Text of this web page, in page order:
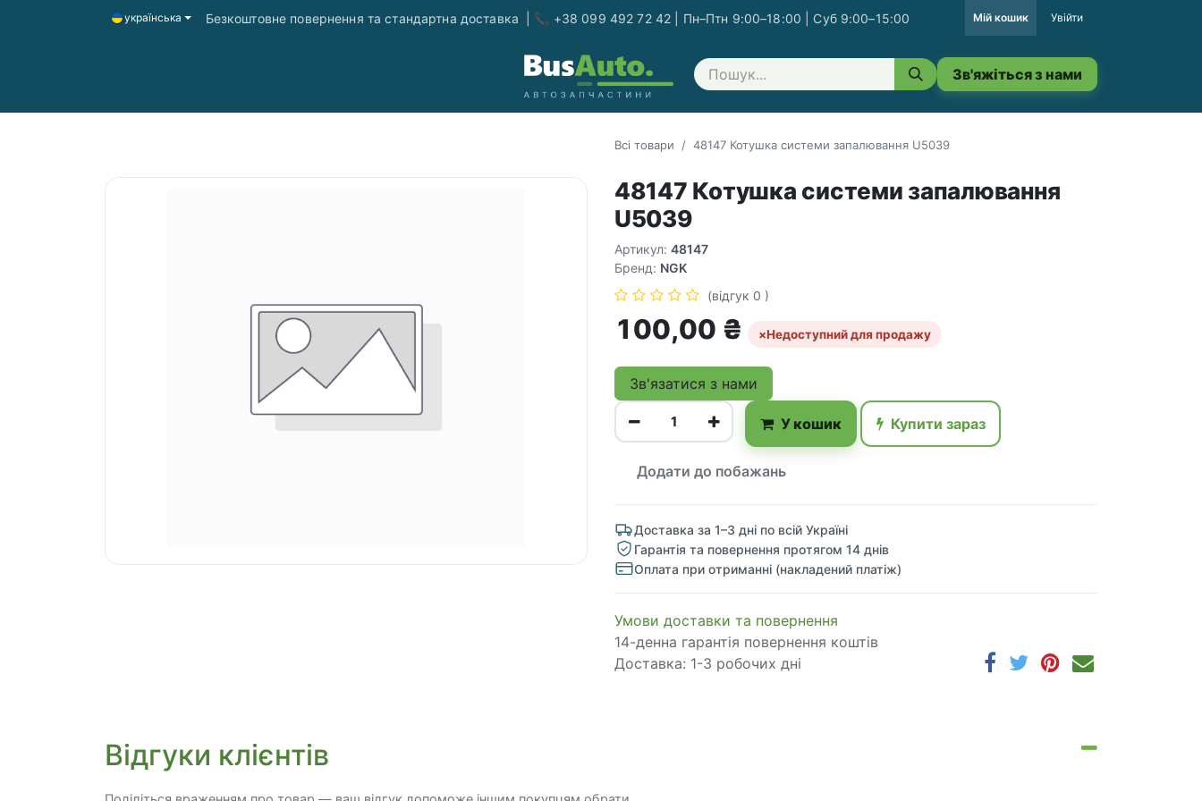
українська Безкоштовне повернення та стандартна доставка | 📞 +38 099 492 72 42 | Пн–Птн 9:00–18:00 | Суб 9:00–15:00 Мій кошик Увійти
Зв'яжіться з нами Зв'яжіться з нами
Всі товари 48147 Котушка системи запалювання U5039
48147 Котушка системи запалювання
U5039
Артикул: 48147
Бренд: NGK
(відгук 0 )
100,00 ₴ ×Недоступний для продажу
Зв'язатися з нами
У кошик Купити зараз
Додати до побажань
Доставка за 1–3 дні по всій Україні
Гарантія та повернення протягом 14 днів
Оплата при отриманні (накладений платіж)
​​​​​​​​​​​​​​​​​​​​​​​​​​​​​​​​​​​​​​​​​​​​​​​​​​​​​​​​​​​​​​У​​м​о​в​​и​ д​ос​т​а​в​к​и ​т​а​ по​в​е​р​н​е​н​н​я
14-денна гарантія повернення коштів
Доставка: 1-3 робочих дні
Відгуки клієнтів